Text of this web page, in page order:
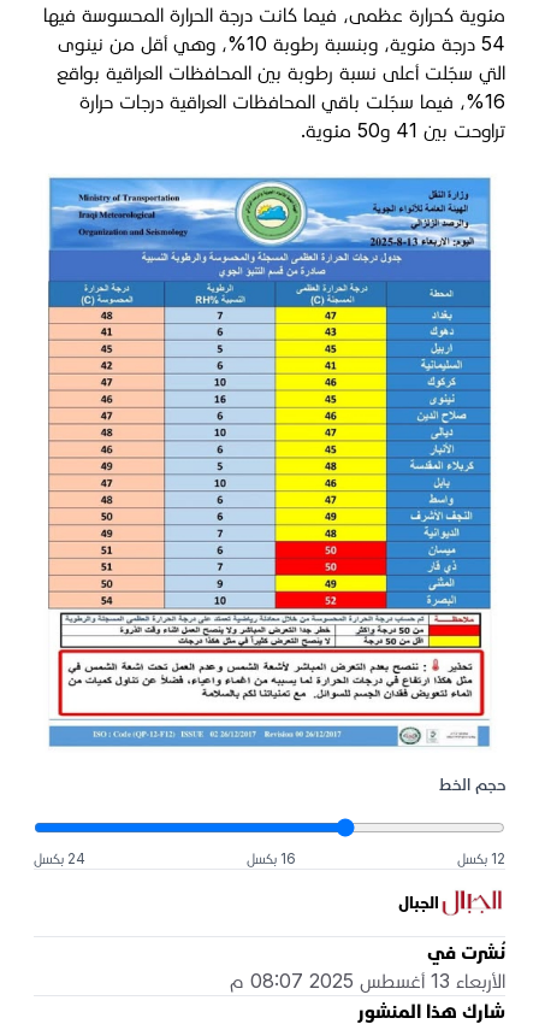
مئوية كحرارة عظمى، فيما كانت درجة الحرارة المحسوسة فيها
54 درجة مئوية، وبنسبة رطوبة 10%، وهي أقل من نينوى
التي سجّلت أعلى نسبة رطوبة بين المحافظات العراقية بواقع
16%، فيما سجّلت باقي المحافظات العراقية درجات حرارة
تراوحت بين 41 و50 مئوية.
حجم الخط
12 بكسل 16 بكسل 24 بكسل
الجبال
نُشرت في
الأربعاء 13 أغسطس 2025 08:07 م
شارك هذا المنشور